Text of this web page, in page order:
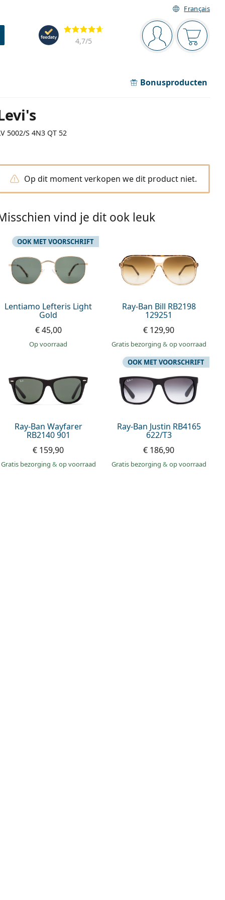
Français
Navigatie
Je bent ingelogd
Jouw
Beoordelingen
4,7/5
Bonusproducten
5002/S 4N3 QT 52
Op dit moment verkopen we dit product niet.
vind je dit ook leuk
Lentiamo Lefteris Light
Gold
OOK MET VOORSCHRIFT
€ 45,00
op voorraad
Ray-Ban Bill RB2198
129251
€ 129,90
Gratis bezorging & op voorraad
Ray-Ban Wayfarer
RB2140 901
€ 159,90
Gratis bezorging & op voorraad
Ray-Ban Justin RB4165
622/T3
OOK MET VOORSCHRIFT
€ 186,90
Gratis bezorging & op voorraad